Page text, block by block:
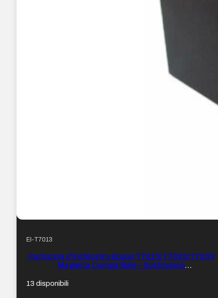
EI-T7013
Cartuccia d’inchiostro Epson T7013/T7023/T7033
Magenta Compatibile – Sostituisce
13 disponibili